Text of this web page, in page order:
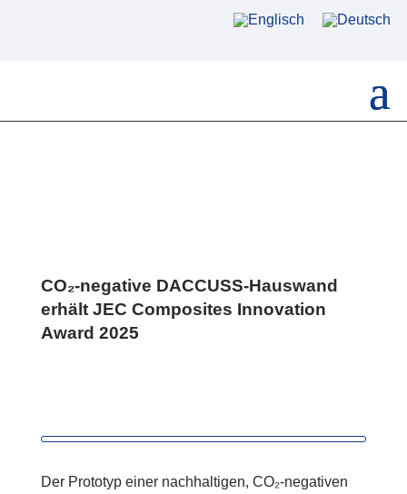
CO₂-negative DACCUSS-Hauswand
erhält JEC Composites Innovation
Award 2025
Der Prototyp einer nachhaltigen, CO₂-negativen